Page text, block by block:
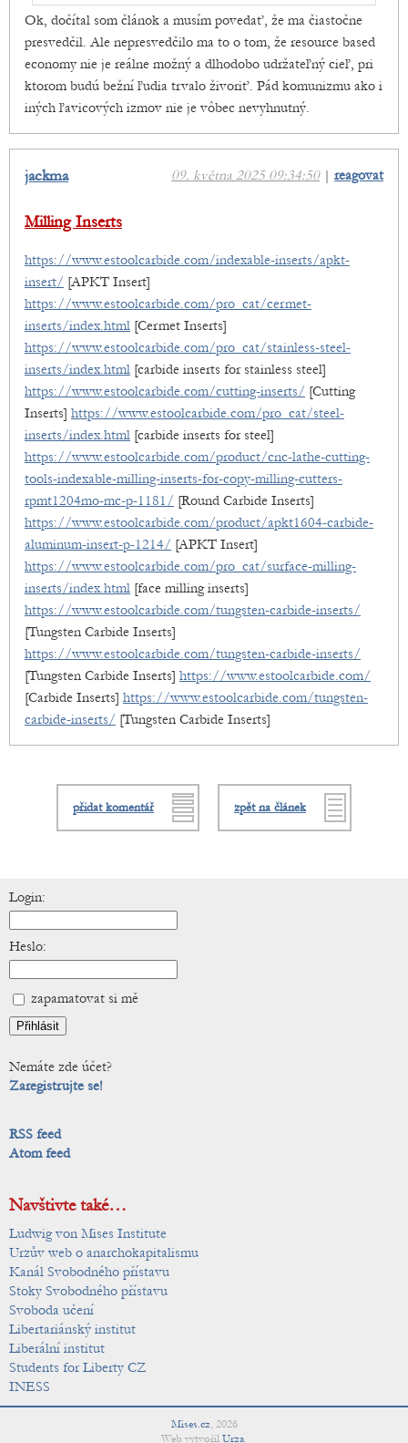
Ok, dočítal som článok a musím povedať, že ma čiastočne
presvedčil. Ale nepresvedčilo ma to o tom, že resource based
economy nie je reálne možný a dlhodobo udržateľný cieľ, pri
ktorom budú bežní ľudia trvalo živoriť. Pád komunizmu ako i
iných ľavicových izmov nie je vôbec nevyhnutný.
09. května 2025 09:34:50| reagovat
jackma
Milling Inserts
https://www.estoolcarbide.com/indexable-inserts/apkt-
insert/ [APKT Insert]
https://www.estoolcarbide.com/pro_cat/cermet-
inserts/index.html [Cermet Inserts]
https://www.estoolcarbide.com/pro_cat/stainless-steel-
inserts/index.html [carbide inserts for stainless steel]
https://www.estoolcarbide.com/cutting-inserts/ [Cutting
Inserts] https://www.estoolcarbide.com/pro_cat/steel-
inserts/index.html [carbide inserts for steel]
https://www.estoolcarbide.com/product/cnc-lathe-cutting-
tools-indexable-milling-inserts-for-copy-milling-cutters-
rpmt1204mo-mc-p-1181/ [Round Carbide Inserts]
https://www.estoolcarbide.com/product/apkt1604-carbide-
aluminum-insert-p-1214/ [APKT Insert]
https://www.estoolcarbide.com/pro_cat/surface-milling-
inserts/index.html [face milling inserts]
https://www.estoolcarbide.com/tungsten-carbide-inserts/
[Tungsten Carbide Inserts]
https://www.estoolcarbide.com/tungsten-carbide-inserts/
[Tungsten Carbide Inserts] https://www.estoolcarbide.com/
[Carbide Inserts] https://www.estoolcarbide.com/tungsten-
carbide-inserts/ [Tungsten Carbide Inserts]
přidat komentář zpět na článek
Login:
Heslo:
zapamatovat si mě
Nemáte zde účet?
Zaregistrujte se!
RSS feed
Atom feed
Navštivte také…
Ludwig von Mises Institute
Urzův web o anarchokapitalismu
Kanál Svobodného přístavu
Stoky Svobodného přístavu
Svoboda učení
Libertariánský institut
Liberální institut
Students for Liberty CZ
INESS
Mises.cz, 2026
Web vytvořil Urza.